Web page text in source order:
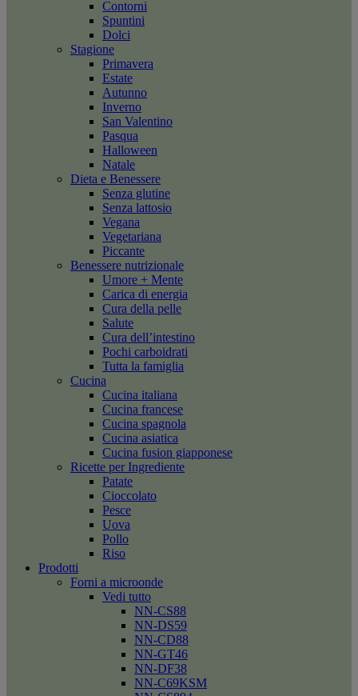
Contorni
Spuntini
Dolci
Stagione
Primavera
Estate
Autunno
Inverno
San Valentino
Pasqua
Halloween
Natale
Dieta e Benessere
Senza glutine
Senza lattosio
Vegana
Vegetariana
Piccante
Benessere nutrizionale
Umore + Mente
Carica di energia
Cura della pelle
Salute
Cura dell’intestino
Pochi carboidrati
Tutta la famiglia
Cucina
Cucina italiana
Cucina francese
Cucina spagnola
Cucina asiatica
Cucina fusion giapponese
Ricette per Ingrediente
Patate
Cioccolato
Pesce
Uova
Pollo
Riso
Prodotti
Forni a microonde
Vedi tutto
NN-CS88
NN-DS59
NN-CD88
NN-GT46
NN-DF38
NN-C69KSM